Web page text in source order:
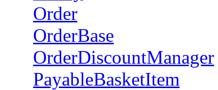
Order
OrderBase
OrderDiscountManager
PayableBasketItem